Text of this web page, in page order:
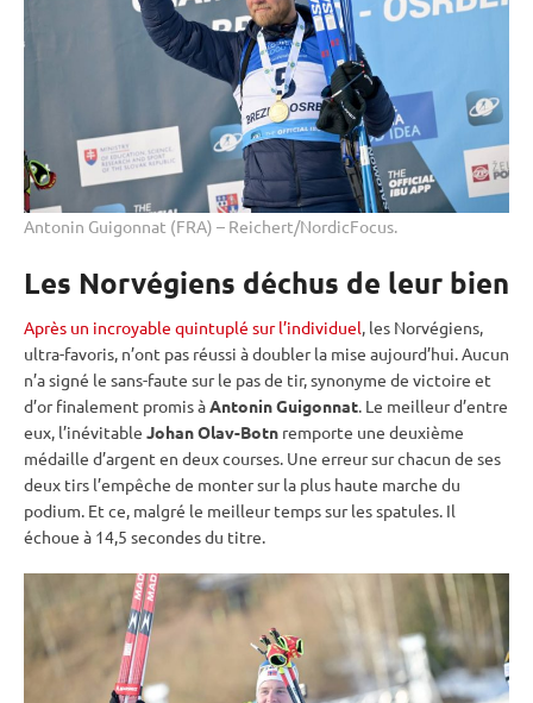
Antonin Guigonnat (FRA) – Reichert/NordicFocus.
Les Norvégiens déchus de leur bien
Après un incroyable quintuplé sur l’individuel, les Norvégiens,
ultra-favoris, n’ont pas réussi à doubler la mise aujourd’hui. Aucun
n’a signé le sans-faute sur le pas de tir, synonyme de victoire et
d’or finalement promis àAntonin Guigonnat. Le meilleur d’entre
eux, l’inévitable Johan Olav-Botn remporte une deuxième
médaille d’argent en deux courses. Une erreur sur chacun de ses
deux tirs l’empêche de monter sur la plus haute marche du
podium. Et ce, malgré le meilleur temps sur les spatules. Il
échoue à 14,5 secondes du titre.